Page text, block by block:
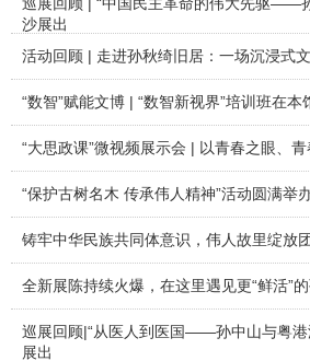
沙展出
活动回顾 | 走进孙秋绮旧居：一场沉浸式
“数智”赋能文博 | “数智新视界”培训班在本
“大思政课”微视频展示会 | 以青春之眼、
“保护古树名木 传承伟人精神”活动圆满举
铸牢中华民族共同体意识，伟人故里绽放
全新展陈持续火爆，在这里遇见更“鲜活”
巡展回顾|“从医人到医国——孙中山与粤港
展出